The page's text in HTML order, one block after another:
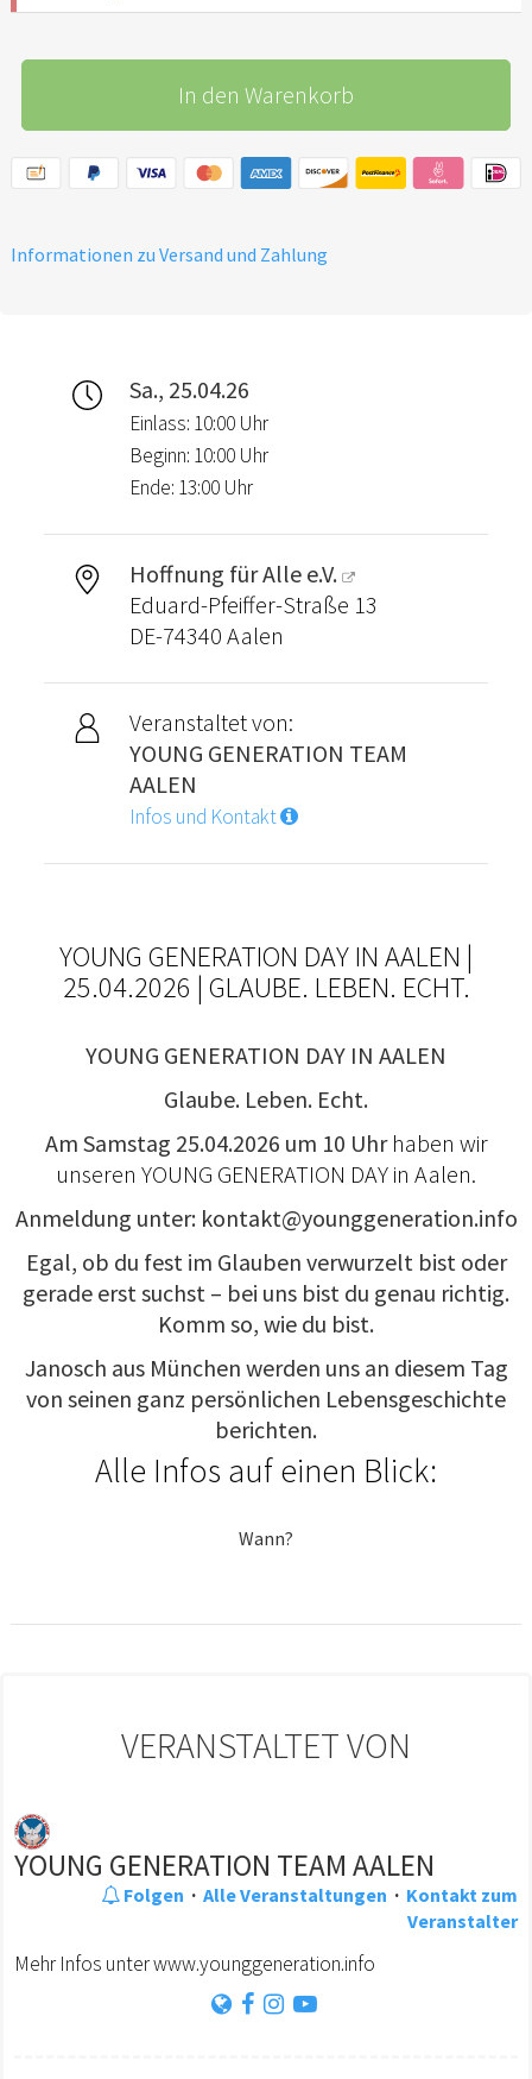
HINZUGEHEN. JEDE NICHT
ANMELDUNG SORGT NUR
VIELEN DANK
In den Warenkorb
Informationen zu Versand und Zahlung
Sa., 25.04.26
Einlass: 10:00 Uhr
Beginn: 10:00 Uhr
Ende: 13:00 Uhr
Hoffnung für Alle e.V.
Eduard-Pfeiffer-Straße 13
DE-74340 Aalen
Veranstaltet von:
YOUNG GENERATION TEAM
AALEN
Infos und Kontakt
YOUNG GENERATION DAY IN AALEN |
25.04.2026 | GLAUBE. LEBEN. ECHT.
YOUNG GENERATION DAY IN AALEN
Glaube. Leben. Echt.
Am Samstag 25.04.2026 um 10 Uhrhaben wir
unseren YOUNG GENERATION DAY in Aalen.
Anmeldung unter: kontakt@younggeneration.info
Egal, ob du fest im Glauben verwurzelt bist oder
gerade erst suchst – bei uns bist du genau richtig.
Komm so, wie du bist.
Janosch aus München werden uns an diesem Tag
von seinen ganz persönlichen Lebensgeschichte
berichten.
Alle Infos auf einen Blick:
Wann?
VERANSTALTET VON
YOUNG GENERATION TEAM AALEN
Folgen · Alle Veranstaltungen · Kontakt zum
Veranstalter
Mehr Infos unter www.younggeneration.info